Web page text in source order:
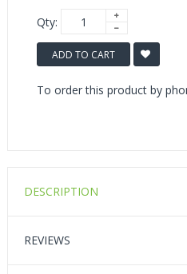
Qty:
ADD TO CART
To order this product by
DESCRIPTION
REVIEWS